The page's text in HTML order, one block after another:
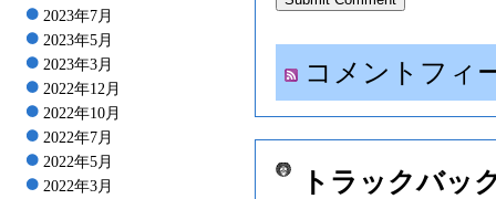
2023年7月
2023年5月
2023年3月
2022年12月
2022年10月
2022年7月
2022年5月
2022年3月
コメントフィ
トラックバッ